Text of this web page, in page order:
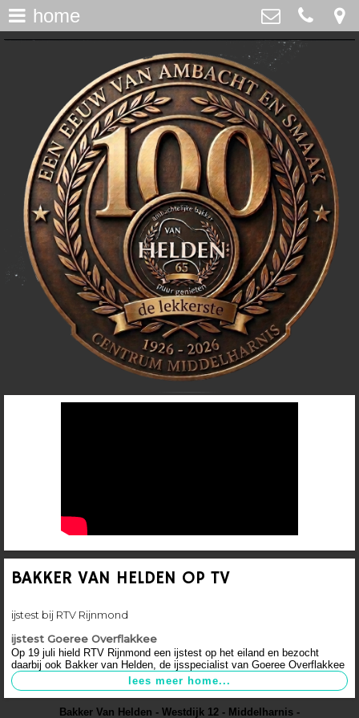
>
>
nieuws >
lunchroom >
de ijsspecialist >
flakkeecialiteiten >
skitaart >
webshop >
Bakker Van Helden
Westdijk 12, Middelharnis
0187-482065
info@bakkervanhelden.nl
home
BAKKER VAN HELDEN OP TV
ijstest bij RTV Rijnmond
ijstest Goeree Overflakkee
Op 19 juli hield RTV Rijnmond een ijstest op het eiland en bezocht
daarbij ook Bakker van Helden, de ijsspecialist van Goeree Overflakkee
Bakker Van Helden - Westdijk 12 - Middelharnis -